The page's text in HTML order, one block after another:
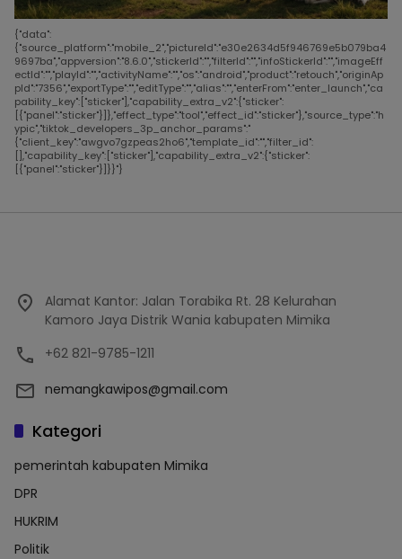
{"data":
{"source_platform":"mobile_2","pictureId":"e30e2634d5f946769e5b079ba4
9697ba","appversion":"8.6.0","stickerId":"","filterId":"","infoStickerId":"","imageEff
ectId":"","playId":"","activityName":"","os":"android","product":"retouch","originAp
pId":"7356","exportType":"","editType":"","alias":"","enterFrom":"enter_launch","ca
pability_key":["sticker"],"capability_extra_v2":{"sticker":
[{"panel":"sticker"}]},"effect_type":"tool","effect_id":"sticker"},"source_type":"h
ypic","tiktok_developers_3p_anchor_params":"
{"client_key":"awgvo7gzpeas2ho6","template_id":"","filter_id":
[],"capability_key":["sticker"],"capability_extra_v2":{"sticker":
[{"panel":"sticker"}]}}"}
Alamat Kantor: Jalan Torabika Rt. 28 Kelurahan
Kamoro Jaya Distrik Wania kabupaten Mimika
+62 821-9785-1211
nemangkawipos@gmail.com
Kategori
pemerintah kabupaten Mimika
DPR
HUKRIM
Politik